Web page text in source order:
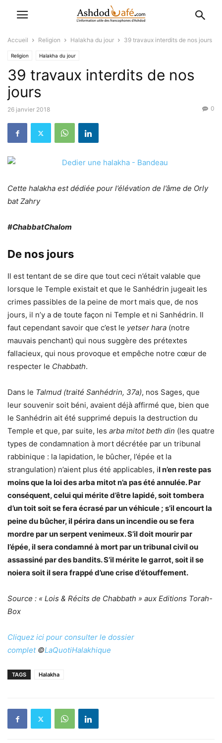
Accueil Religion Halakha du jour 39 travaux interdits de nos jours
Religion Halakha du jour
39 travaux interdits de nos
jours
26 janvier 2018 0
Cette halakha est dédiée pour l’élévation de l’âme de Orly
bat Zahry
#ChabbatChalom
De nos jours
Il est tentant de se dire que tout ceci n’était valable que
lorsque le Temple existait et que le Sanhédrin jugeait les
crimes passibles de la peine de mort mais que, de nos
jours, il n’y a de toute façon ni Temple et ni Sanhédrin. Il
faut cependant savoir que c’est le yetser hara (notre
mauvais penchant) qui nous suggère des prétextes
fallacieux, qui nous provoque et empêche notre cœur de
respecter le Chabbath.
Dans le Talmud (traité Sanhédrin, 37a), nos Sages, que
leur souvenir soit béni, avaient déjà affirmé que, bien que
le Sanhédrin ait été supprimé depuis la destruction du
Temple et que, par suite, les arba mitot beth din (les quatre
types de condamnation à mort décrétée par un tribunal
rabbinique : la lapidation, le bûcher, l’épée et la
strangulation) n’aient plus été applicables, il n’en reste pas
moins que la loi des arba mitot n’a pas été annulée. Par
conséquent, celui qui mérite d’être lapidé, soit tombera
d’un toit soit se fera écrasé par un véhicule ; s’il encourt la
peine du bûcher, il périra dans un incendie ou se fera
mordre par un serpent venimeux. S’il doit mourir par
l’épée, il sera condamné à mort par un tribunal civil ou
assassiné par des bandits. S’il mérite le garrot, soit il se
noiera soit il sera frappé d’une crise d’étouffement.
Source : « Lois & Récits de Chabbath » aux Editions Torah-
Box
Cliquez ici pour consulter le dossier
complet ©LaQuotiHalakhique
TAGS Halakha